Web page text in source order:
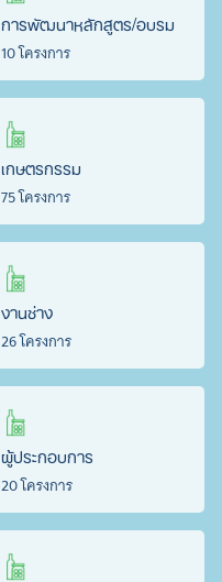
การพัฒนาหลักสูตร/อบรม
10 โครงการ
เกษตรกรรม
75 โครงการ
งานช่าง
26 โครงการ
ผู้ประกอบการ
20 โครงการ